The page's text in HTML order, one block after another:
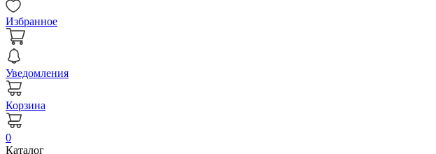
Избранное
Уведомления
Корзина
0
Каталог